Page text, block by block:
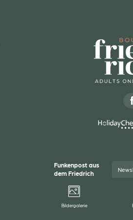
Funkenpost aus
dem Friedrich
Bildergalerie